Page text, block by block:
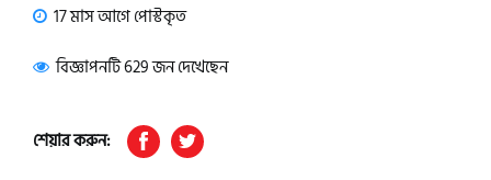
17 মাস আগে পোস্টকৃত
বিজ্ঞাপনটি 629 জন দেখেছেন
শেয়ার করুন: